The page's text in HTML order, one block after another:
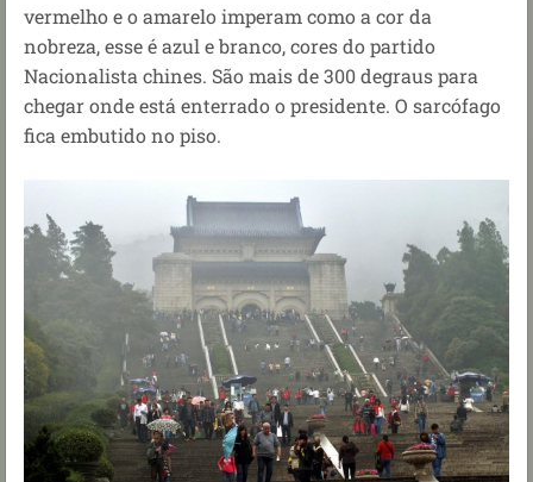
vermelho e o amarelo imperam como a cor da
nobreza, esse é azul e branco, cores do partido
Nacionalista chines. São mais de 300 degraus para
chegar onde está enterrado o presidente. O sarcófago
fica embutido no piso.